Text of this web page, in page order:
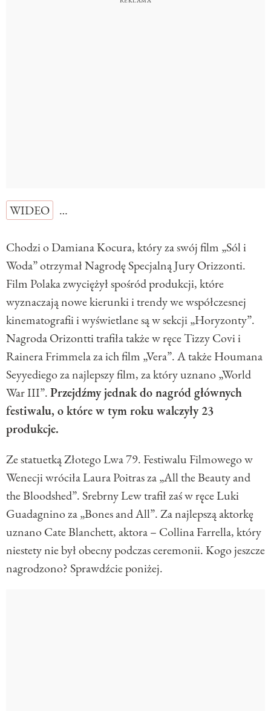
WIDEO …
Chodzi o Damiana Kocura, który za swój film „Sól i
Woda” otrzymał Nagrodę Specjalną Jury Orizzonti.
Film Polaka zwyciężył spośród produkcji, które
wyznaczają nowe kierunki i trendy we współczesnej
kinematografii i wyświetlane są w sekcji „Horyzonty”.
Nagroda Orizontti trafiła także w ręce Tizzy Covi i
Rainera Frimmela za ich film „Vera”. A także Houmana
Seyyediego za najlepszy film, za który uznano „World
War III”.Przejdźmy jednak do nagród głównych
festiwalu, o które w tym roku walczyły 23
produkcje.
Ze statuetką Złotego Lwa 79. Festiwalu Filmowego w
Wenecji wróciła Laura Poitras za „All the Beauty and
the Bloodshed”. Srebrny Lew trafił zaś w ręce Luki
Guadagnino za „Bones and All”. Za najlepszą aktorkę
uznano Cate Blanchett, aktora – Collina Farrella, który
niestety nie był obecny podczas ceremonii. Kogo jeszcze
nagrodzono? Sprawdźcie poniżej.